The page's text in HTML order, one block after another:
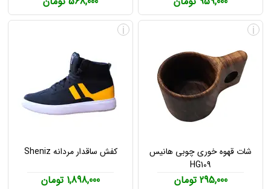
شات قهوه خوری چوبی هانیس
HG109
295,000 تومان
i
کفش ساقدار مردانه Sheniz
1,898,000 تومان
i